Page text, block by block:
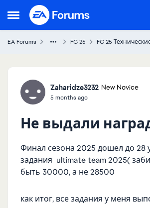
Open Side Menu
Skip to content
EA Forums FC 25 FC 25
Forum Discussion
Zaharidze3232 New Novice
5 months ago
Не выдали
Финал сезона 2025 дошел до 28
задания ultimate team 2025(
быть 30000, а не 28500
как итог, все задания у меня